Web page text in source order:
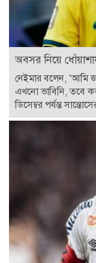
অবসর নিয়ে
নেইমার বলেন, ‘আমি
এখনো ভাবিনি, তবে
ডিসেম্বর পর্যন্ত